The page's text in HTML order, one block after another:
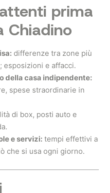
prima
Chiadino
differenze tra zone più
esposizioni e affacci.
della casa indipendente:
spese straordinarie in
di box, posti auto e
e servizi: tempi effettivi a
che si usa ogni giorno.